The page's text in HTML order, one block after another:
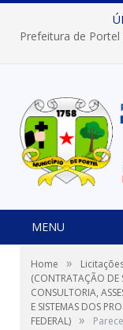
MENU
Home »
(CONTRATAÇÃO DE
CONSULTORIA,
E SISTEMAS DOS
FEDERAL) »